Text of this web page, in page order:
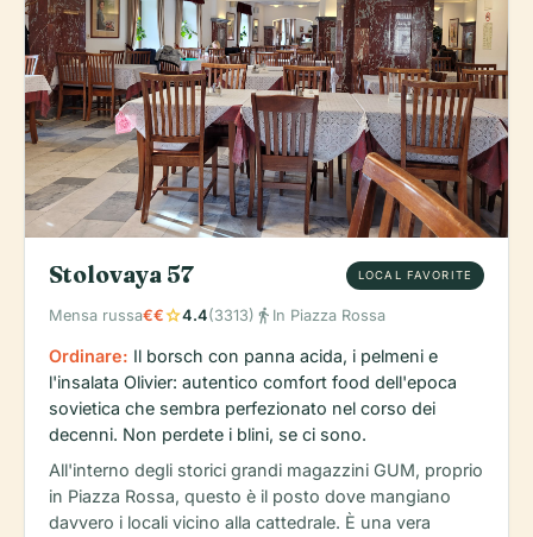
Stolovaya 57 LOCAL FAVORITE
Mensa russa€€star4.4(3313) directions_walk In Piazza Rossa
Ordinare: Il borsch con panna acida, i pelmeni e
l'insalata Olivier: autentico comfort food dell'epoca
sovietica che sembra perfezionato nel corso dei
decenni. Non perdete i blini, se ci sono.
All'interno degli storici grandi magazzini GUM, proprio
in Piazza Rossa, questo è il posto dove mangiano
davvero i locali vicino alla cattedrale. È una vera